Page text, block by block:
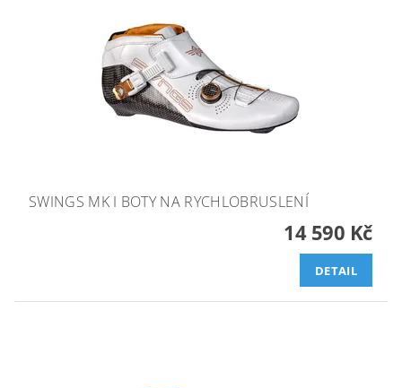
SWINGS MK I BOTY NA RYCHLOBRUSLENÍ
14 590 Kč
DETAIL